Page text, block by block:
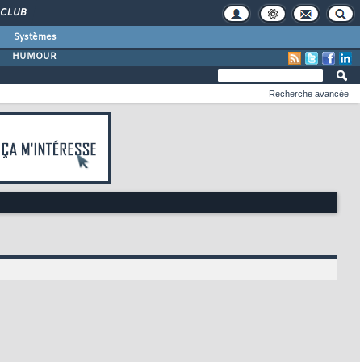
CLUB
Systèmes
HUMOUR
Recherche avancée